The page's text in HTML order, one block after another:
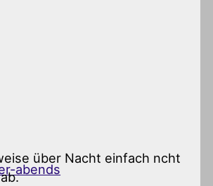
abends
über Nacht einfach ncht